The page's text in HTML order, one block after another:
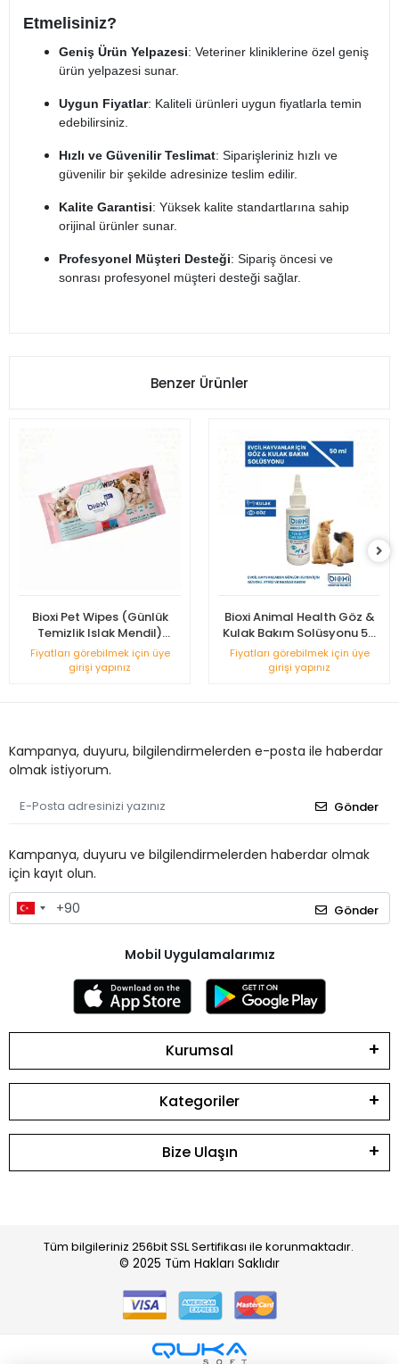
Etmelisiniz?
Geniş Ürün Yelpazesi: Veteriner kliniklerine özel geniş
ürün yelpazesi sunar.
Uygun Fiyatlar: Kaliteli ürünleri uygun fiyatlarla temin
edebilirsiniz.
Hızlı ve Güvenilir Teslimat: Siparişleriniz hızlı ve
güvenilir bir şekilde adresinize teslim edilir.
Kalite Garantisi: Yüksek kalite standartlarına sahip
orijinal ürünler sunar.
Profesyonel Müşteri Desteği: Sipariş öncesi ve
sonrası profesyonel müşteri desteği sağlar.
Benzer Ürünler
Bioxi Pet Wipes (Günlük
Temizlik Islak Mendil)
Kapaklı - 60'lı Paket
Fiyatları görebilmek için üye
girişi yapınız
Bioxi Animal Health Göz &
Kulak Bakım Solüsyonu 50
ml
Fiyatları görebilmek için üye
girişi yapınız
Kampanya, duyuru, bilgilendirmelerden e-posta ile haberdar
olmak istiyorum.
Gönder
Kampanya, duyuru ve bilgilendirmelerden haberdar olmak
için kayıt olun.
Gönder
Mobil Uygulamalarımız
Kurumsal
Kategoriler
Bize Ulaşın
Tüm bilgileriniz 256bit SSL Sertifikası ile korunmaktadır.
© 2025 Tüm Hakları Saklıdır